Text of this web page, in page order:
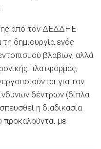
από τον ΔΕΔΔΗΕ
δημιουργία ενός
βλαβών, αλλά
πλατφόρμας,
για τον
δέντρων (δίπλα
η διαδικασία
με